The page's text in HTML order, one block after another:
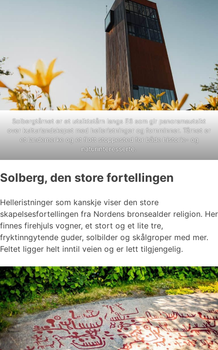
Solbergtårnet er et utsiktstårn langs E6 som gir panoramautsikt
over kulturlandskapet med helleristninger og fornminner. Tårnet er
et landemerke og et flott stoppested for både historie- og
naturinteresserte.
Solberg, den store fortellingen
Helleristninger som kanskje viser den store
skapelsesfortellingen fra Nordens bronsealder religion. Her
finnes firehjuls vogner, et stort og et lite tre,
fryktinngytende guder, solbilder og skålgroper med mer.
Feltet ligger helt inntil veien og er lett tilgjengelig.